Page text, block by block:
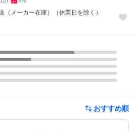
（メーカー在庫）（休業日を除く）
おすすめ順